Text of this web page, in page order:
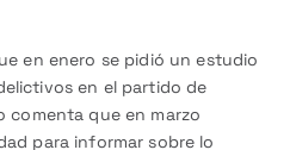
en enero se pidió un estudio
en el partido de
comenta que en marzo
para informar sobre lo